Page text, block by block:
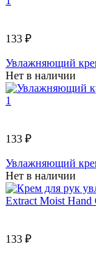
133 ₽
Увлажняющий
Нет в наличии
133 ₽
Увлажняющий
Нет в наличии
133 ₽